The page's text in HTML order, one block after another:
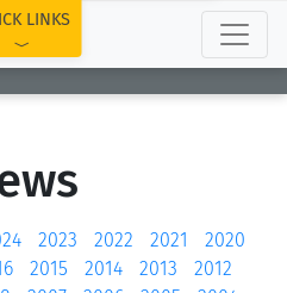
LINKS
2023 2022 2021
2020
2015 2014 2013
2012